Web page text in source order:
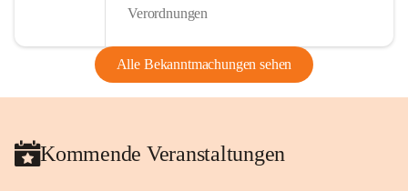
Verordnungen
Alle Bekanntmachungen sehen
Kommende Veranstaltungen